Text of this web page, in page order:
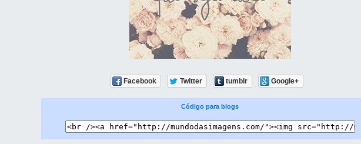
Facebook Twitter tumblr Google+
Código para blogs